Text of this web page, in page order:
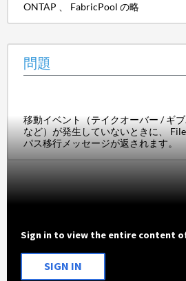
ONTAP 、 FabricPool の略
問題
移動イベント（テイクオーバー / ギ
など）が発生していないときに、
パス移行メッセージが返されます。
Sign in to view the entire content
SIGN IN